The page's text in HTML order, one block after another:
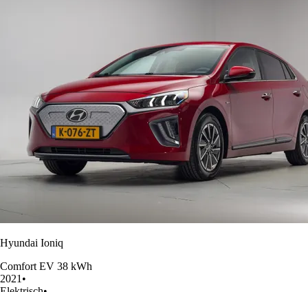
Hyundai Ioniq
Comfort EV 38 kWh
2021 •